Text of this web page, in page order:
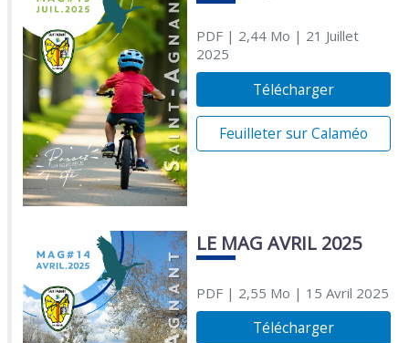
PDF| 2,44 Mo | 21 Juillet
2025
Télécharger
Feuilleter sur Calaméo
LE MAG AVRIL 2025
PDF| 2,55 Mo | 15 Avril 2025
Télécharger